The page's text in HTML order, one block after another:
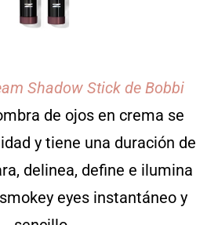
Shadow Stick de Bobbi
de ojos en crema se
y tiene una duración de
delinea, define e ilumina
eyes instantáneo y